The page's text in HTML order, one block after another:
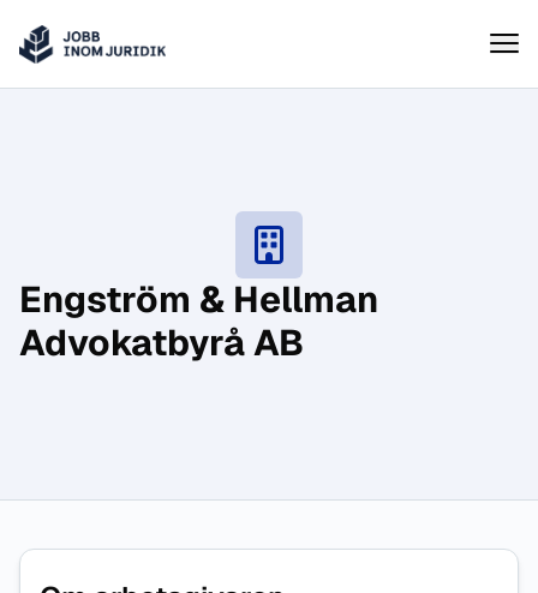
Hoppa till innehåll
Jobbinomjuridik
Engström & Hellman
Advokatbyrå AB